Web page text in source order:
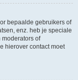
bepaalde gebruikers of
enz. heb je speciale
of
hierover contact moet